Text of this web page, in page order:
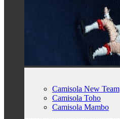
Camisola New Team
Camisola Toho
Camisola Mambo